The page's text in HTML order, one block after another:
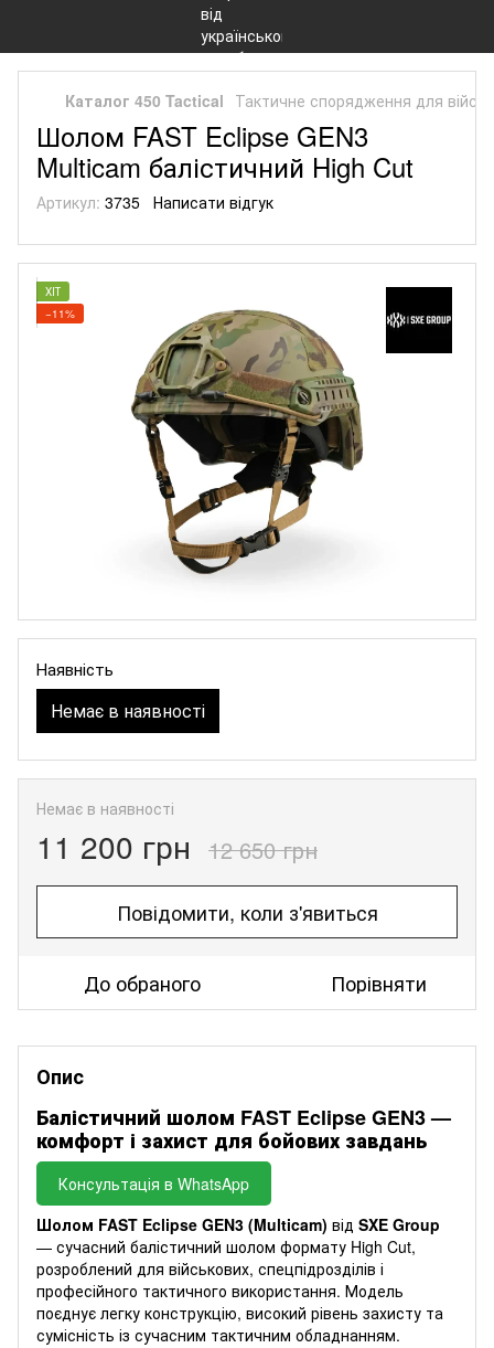
Каталог 450 Tactical Тактичне спорядження для
Шолом FAST Eclipse GEN3
Multicam балістичний High Cut
Артикул: 3735 Написати відгук
ХІТ
−11%
Наявність
Немає в наявності
Немає в наявності
11 200 грн 12 650 грн
Повідомити, коли з'явиться
До обраного Порівняти
Опис
Балістичний шолом FAST Eclipse GEN3 —
комфорт і захист для бойових завдань
Консультація в WhatsApp
Шолом FAST Eclipse GEN3 (Multicam) від SXE Group
— сучасний балістичний шолом формату High Cut,
розроблений для військових, спецпідрозділів і
професійного тактичного використання. Модель
поєднує легку конструкцію, високий рівень захисту та
сумісність із сучасним тактичним обладнанням.